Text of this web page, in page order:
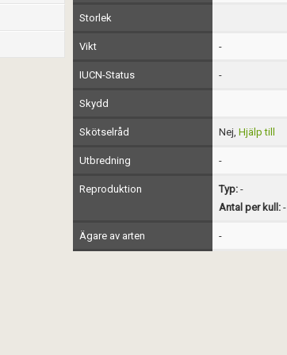
Storlek
Vikt -
IUCN-Status -
Skydd
Skötselråd Nej, Hjälp till
Utbredning -
Reproduktion Typ:-
Antal per kull:-
Ägare av arten -